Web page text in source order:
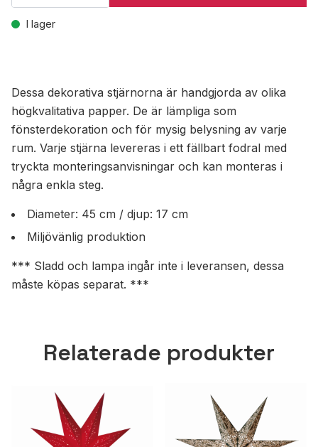
I lager
Dessa dekorativa stjärnorna är handgjorda av olika
högkvalitativa papper. De är lämpliga som
fönsterdekoration och för mysig belysning av varje
rum. Varje stjärna levereras i ett fällbart fodral med
tryckta monteringsanvisningar och kan monteras i
några enkla steg.
Diameter: 45 cm / djup: 17 cm
Miljövänlig produktion
*** Sladd och lampa ingår inte i leveransen, dessa
måste köpas separat. ***
Relaterade produkter